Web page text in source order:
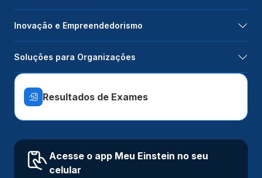
Inovação e Empreendedorismo
Soluções para Organizações
Resultados de Exames
Acesse o app Meu Einstein no seu
celular